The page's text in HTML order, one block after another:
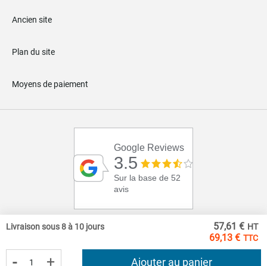
69,13 €
57,61 €
Livraison sous 8 à 10 jours
- + Ajouter au panier
Ancien site
Plan du site
Moyens de paiement
Google Reviews
3.5
Sur la base de 52
avis